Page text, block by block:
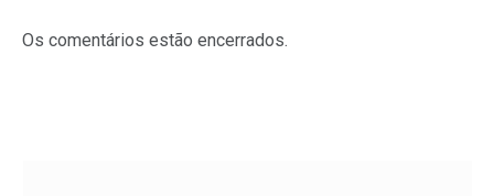
Os comentários estão encerrados.